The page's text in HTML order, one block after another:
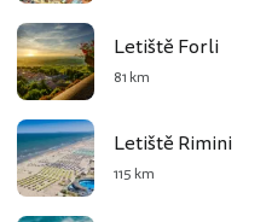
Letiště Forli
81 km
Letiště Rimini
115 km